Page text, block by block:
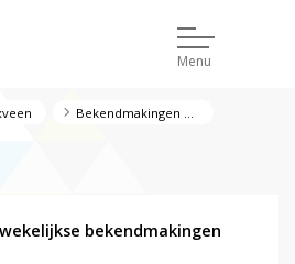
Menu
bekendmakingen